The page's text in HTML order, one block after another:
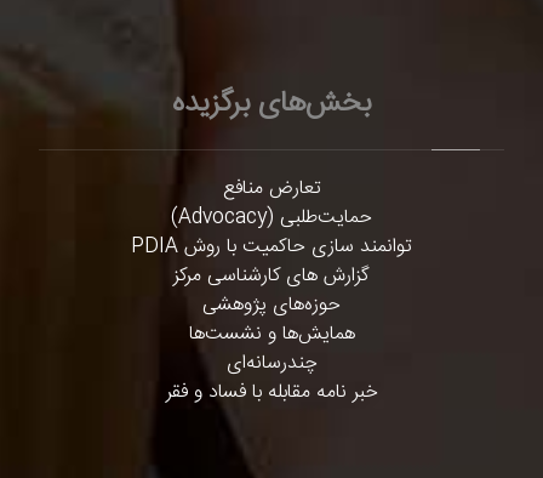
بخش‌های برگزیده
تعارض منافع
حمایت‌طلبی (Advocacy)
توانمند سازی حاکمیت با روش PDIA
گزارش های کارشناسی مرکز
حوزه‌های پژوهشی
همایش‌ها و نشست‌ها
چندرسانه‌ای
خبر نامه مقابله با فساد و فقر